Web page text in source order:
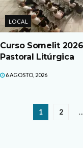
LOCAL
Curso Somelit
Pastoral Litúrgica
6 AGOSTO, 2026
1 2 …